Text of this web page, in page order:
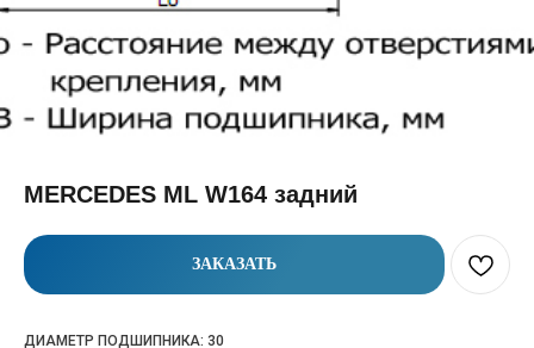
MERCEDES ML W164 задний
ЗАКАЗАТЬ
ДИАМЕТР ПОДШИПНИКА: 30